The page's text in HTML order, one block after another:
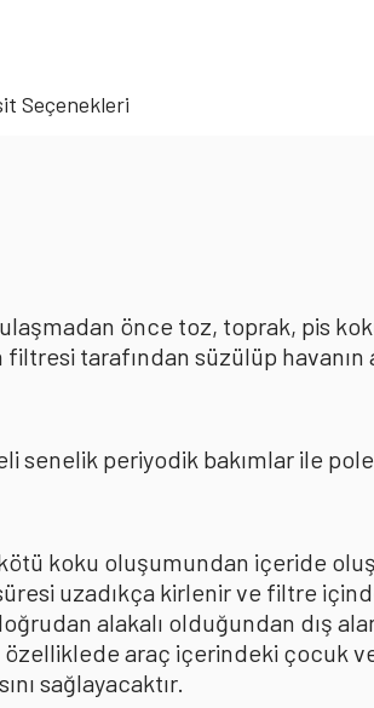
Seçenekleri
önce toz, toprak, pis
tarafından süzülüp havanın
senelik periyodik bakımlar ile
koku oluşumundan içeride
uzadıkça kirlenir ve filtre
alakalı olduğundan dış
araç içerindeki çocuk
sağlayacaktır.